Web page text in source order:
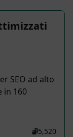
SEO ad alto
in 160
5,520